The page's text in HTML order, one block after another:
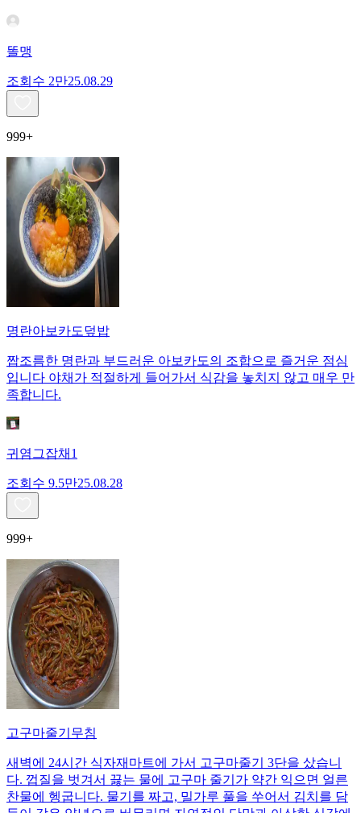
똘맹
조회수 2만25.08.29
999+
명란아보카도덮밥
짭조름한 명란과 부드러운 아보카도의 조합으로 즐거운 점심
입니다 야채가 적절하게 들어가서 식감을 놓치지 않고 매우 만
족합니다.
귀염그잡채1
조회수 9.5만25.08.28
999+
고구마줄기무침
새벽에 24시간 식자재마트에 가서 고구마줄기 3단을 샀습니
다. 껍질을 벗겨서 끓는 물에 고구마 줄기가 약간 익으면 얼른
찬물에 헹굽니다. 물기를 짜고, 밀가루 풀을 쑤어서 김치를 담